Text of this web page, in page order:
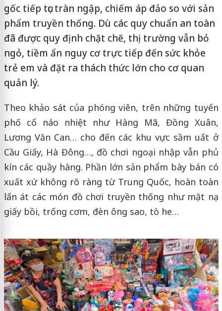
gốc tiếp tục tràn ngập, chiếm áp đảo so với sản
phẩm truyền thống. Dù các quy chuẩn an toàn
đã được quy định chặt chẽ, thị trường vẫn bỏ
ngỏ, tiềm ẩn nguy cơ trực tiếp đến sức khỏe
trẻ em và đặt ra thách thức lớn cho cơ quan
quản lý.
Theo khảo sát của phóng viên, trên những tuyến
phố cổ náo nhiệt như Hàng Mã, Đồng Xuân,
Lương Văn Can… cho đến các khu vực sầm uất ở
Cầu Giấy, Hà Đông…, đồ chơi ngoại nhập vẫn phủ
kín các quầy hàng. Phần lớn sản phẩm bày bán có
xuất xứ không rõ ràng từ Trung Quốc, hoàn toàn
lấn át các món đồ chơi truyền thống như mặt nạ
giấy bồi, trống cơm, đèn ông sao, tò he…